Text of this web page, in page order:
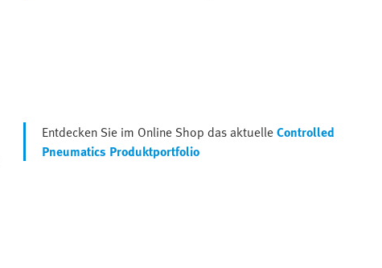
Entdecken Sie im Online Shop das aktuelleControlled
Pneumatics Produktportfolio